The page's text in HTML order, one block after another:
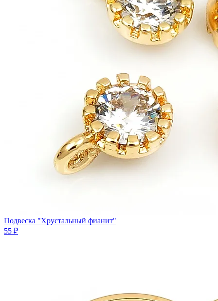
Подвеска "Хрустальный фианит"
55 ₽